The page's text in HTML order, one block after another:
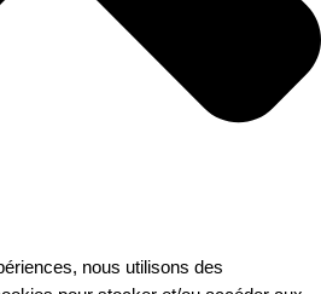
nous utilisons des